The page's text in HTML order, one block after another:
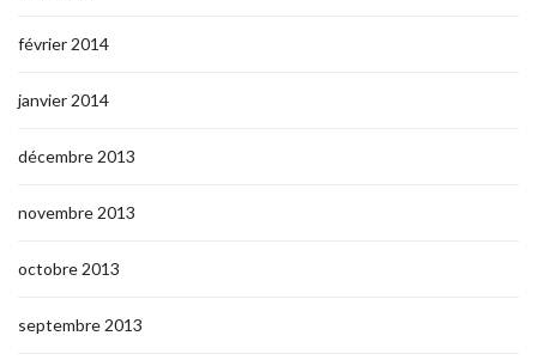
février 2014
janvier 2014
décembre 2013
novembre 2013
octobre 2013
septembre 2013